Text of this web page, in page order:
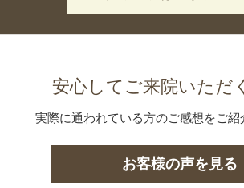
安心してご来院いただ
実際に通われている方のご感想をご紹
お客様の声を見る